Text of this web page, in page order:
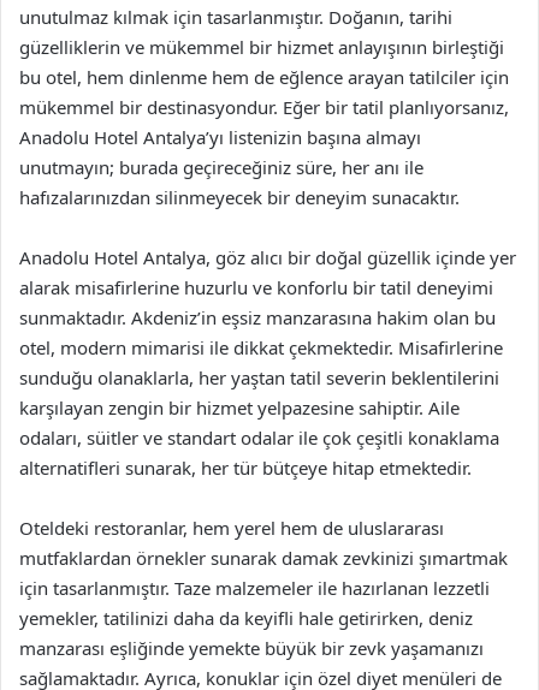
unutulmaz kılmak için tasarlanmıştır. Doğanın, tarihi
güzelliklerin ve mükemmel bir hizmet anlayışının birleştiği
bu otel, hem dinlenme hem de eğlence arayan tatilciler için
mükemmel bir destinasyondur. Eğer bir tatil planlıyorsanız,
Anadolu Hotel Antalya’yı listenizin başına almayı
unutmayın; burada geçireceğiniz süre, her anı ile
hafızalarınızdan silinmeyecek bir deneyim sunacaktır.
Anadolu Hotel Antalya, göz alıcı bir doğal güzellik içinde yer
alarak misafirlerine huzurlu ve konforlu bir tatil deneyimi
sunmaktadır. Akdeniz’in eşsiz manzarasına hakim olan bu
otel, modern mimarisi ile dikkat çekmektedir. Misafirlerine
sunduğu olanaklarla, her yaştan tatil severin beklentilerini
karşılayan zengin bir hizmet yelpazesine sahiptir. Aile
odaları, süitler ve standart odalar ile çok çeşitli konaklama
alternatifleri sunarak, her tür bütçeye hitap etmektedir.
Oteldeki restoranlar, hem yerel hem de uluslararası
mutfaklardan örnekler sunarak damak zevkinizi şımartmak
için tasarlanmıştır. Taze malzemeler ile hazırlanan lezzetli
yemekler, tatilinizi daha da keyifli hale getirirken, deniz
manzarası eşliğinde yemekte büyük bir zevk yaşamanızı
sağlamaktadır. Ayrıca, konuklar için özel diyet menüleri de